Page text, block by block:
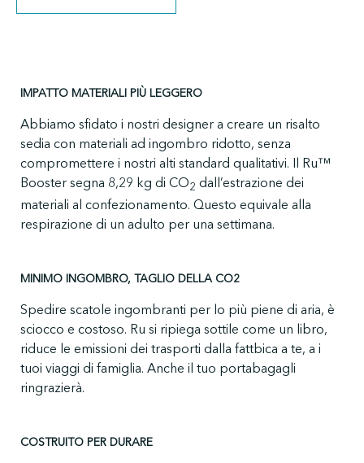
IMPATTO MATERIALI PIÙ LEGGERO
Abbiamo sfidato i nostri designer a creare un risalto
sedia con materiali ad ingombro ridotto, senza
compromettere i nostri alti standard qualitativi. Il Ru™
Booster segna 8,29 kg di CO2 dall’estrazione dei
materiali al confezionamento. Questo equivale alla
respirazione di un adulto per una settimana.
MINIMO INGOMBRO, TAGLIO DELLA CO2
Spedire scatole ingombranti per lo più piene di aria, è
sciocco e costoso. Ru si ripiega sottile come un libro,
riduce le emissioni dei trasporti dalla fattbica a te, a i
tuoi viaggi di famiglia. Anche il tuo portabagagli
ringrazierà.
COSTRUITO PER DURARE